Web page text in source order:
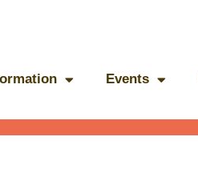
Events